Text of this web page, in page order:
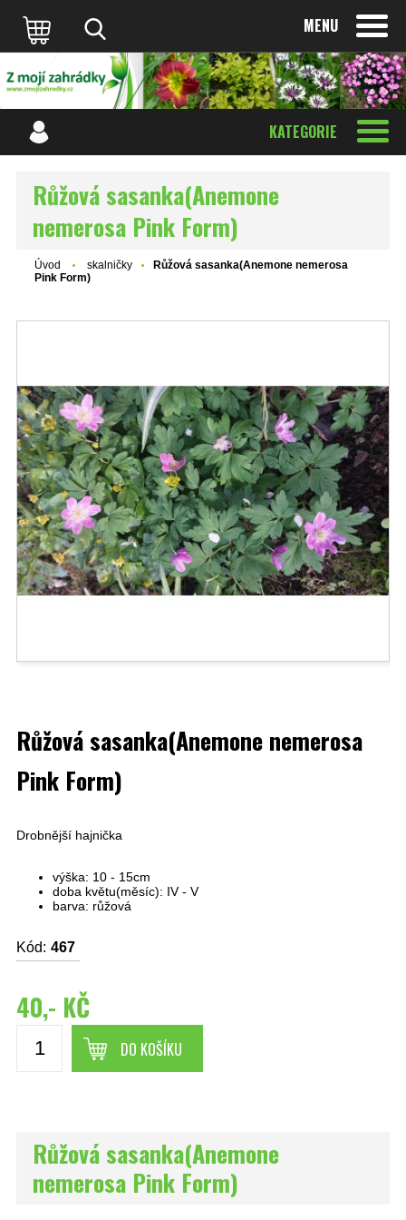
MENU
KATEGORIE
Růžová sasanka(Anemone
nemerosa Pink Form)
Úvod skalničky
Růžová sasanka(Anemone nemerosa
Pink Form)
Růžová sasanka(Anemone nemerosa
Pink Form)
Drobnější hajnička
výška: 10 - 15cm
doba květu(měsíc): IV - V
barva: růžová
Kód: 467
40,- KČ
DO KOŠÍKU
Růžová sasanka(Anemone
nemerosa Pink Form)